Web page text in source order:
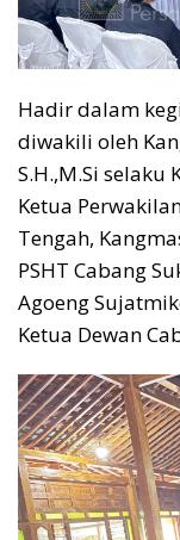
Hadir dalam
diwakili oleh
S.H.,M.Si selaku
Ketua
Tengah,
PSHT Cabang
Agoeng
Ketua Dewan